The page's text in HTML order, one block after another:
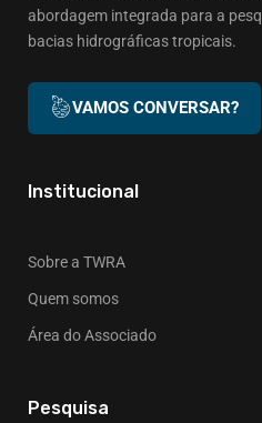
abordagem integrada para a
bacias hidrográficas tropicais.
VAMOS CONVERSAR?
Institucional
Sobre a TWRA
Quem somos
Área do Associado
Pesquisa